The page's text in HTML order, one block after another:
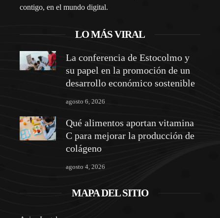
contigo, en el mundo digital.
LO MÁS VIRAL
La conferencia de Estocolmo y
su papel en la promoción de un
desarrollo económico sostenible
agosto 6, 2026
Qué alimentos aportan vitamina
C para mejorar la producción de
colágeno
agosto 4, 2026
MAPA DEL SITIO